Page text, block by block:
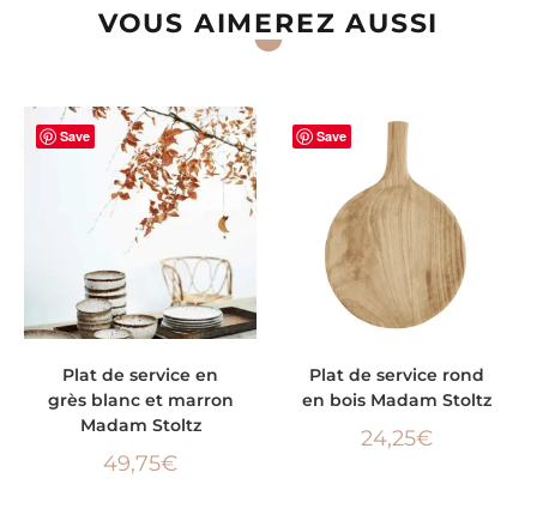
VOUS AIMEREZ AUSSI
Save
Plat de service en
grès blanc et marron
Madam Stoltz
49,75€
Save
Plat de service rond
en bois Madam Stoltz
24,25€